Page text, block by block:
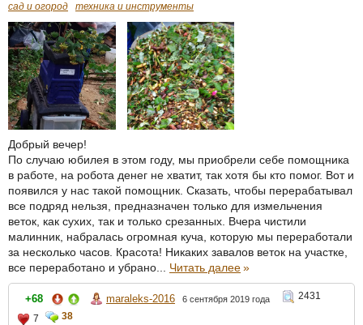
сад и огород техника и инструменты
Добрый вечер!
По случаю юбилея в этом году, мы приобрели себе помощника
в работе, на робота денег не хватит, так хотя бы кто помог. Вот и
появился у нас такой помощник. Сказать, чтобы перерабатывал
все подряд нельзя, предназначен только для измельчения
веток, как сухих, так и только срезанных. Вчера чистили
малинник, набралась огромная куча, которую мы переработали
за несколько часов. Красота! Никаких завалов веток на участке,
все переработано и убрано... Читать далее»
+68 maraleks-2016 6 сентября 2019 года
2431
7
38